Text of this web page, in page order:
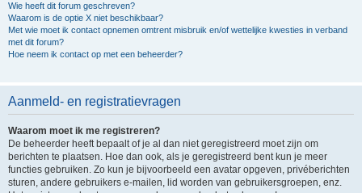
Wie heeft dit forum geschreven?
Waarom is de optie X niet beschikbaar?
Met wie moet ik contact opnemen omtrent misbruik en/of wettelijke kwesties in verband
met dit forum?
Hoe neem ik contact op met een beheerder?
Aanmeld- en registratievragen
Waarom moet ik me registreren?
De beheerder heeft bepaalt of je al dan niet geregistreerd moet zijn om
berichten te plaatsen. Hoe dan ook, als je geregistreerd bent kun je meer
functies gebruiken. Zo kun je bijvoorbeeld een avatar opgeven, privéberichten
sturen, andere gebruikers e-mailen, lid worden van gebruikersgroepen, enz.